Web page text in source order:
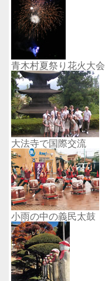
青木村夏祭り花火大会
大法寺で国際交流
小雨の中の義民太鼓